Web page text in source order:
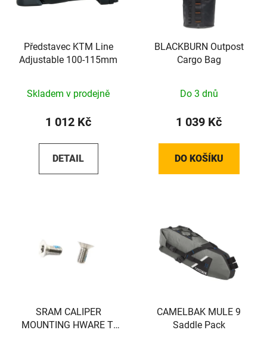
Představec KTM Line
Adjustable 100-115mm
Skladem v prodejně
1 012 Kč
DETAIL
BLACKBURN Outpost
Cargo Bag
Do 3 dnů
1 039 Kč
DO KOŠÍKU
SRAM CALIPER
MOUNTING HWARE TI
CAMELBAK MULE 9
Saddle Pack